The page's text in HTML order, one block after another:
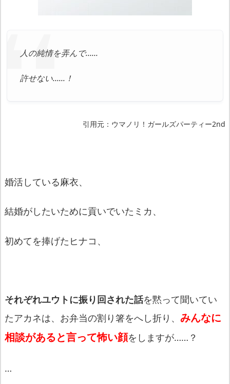
人の純情を弄んで……
許せない……！
引用元：ウマノリ！ガールズパーティー2nd
婚活している麻衣、
結婚がしたいために貢いでいたミカ、
初めてを捧げたヒナコ、
それぞれユウトに振り回された話を黙って聞いてい
たアカネは、お弁当の割り箸をへし折り、 みんなに
相談があると言って怖い顔をしますが……？
…